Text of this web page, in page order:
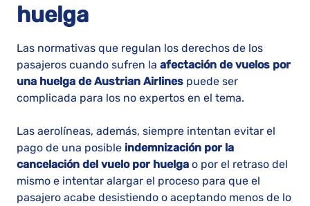
huelga
Las normativas que regulan los derechos de los
pasajeros cuando sufren la afectación de vuelos por
una huelga de Austrian Airlines puede ser
complicada para los no expertos en el tema.
Las aerolíneas, además, siempre intentan evitar el
pago de una posible indemnización por la
cancelación del vuelo por huelga o por el retraso del
mismo e intentar alargar el proceso para que el
pasajero acabe desistiendo o aceptando menos de lo